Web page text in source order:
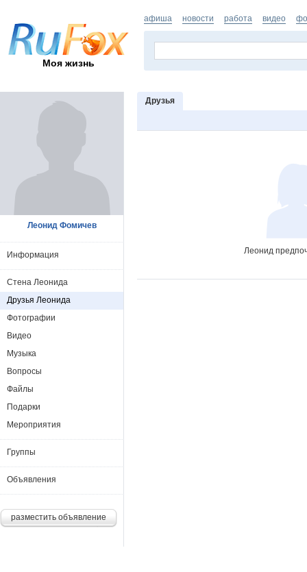
Моя жизнь
афиша новости работа видео
Друзья
Леонид
Леонид Фомичев
Информация
Стена Леонида
Друзья Леонида
Фотографии
Видео
Музыка
Вопросы
Файлы
Подарки
Мероприятия
Группы
Объявления
разместить объявление